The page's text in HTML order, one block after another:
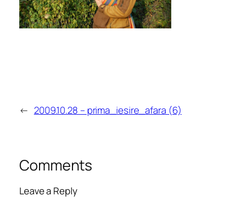
← 2009.10.28 – prima_iesire_afara (6)
Comments
Leave a Reply